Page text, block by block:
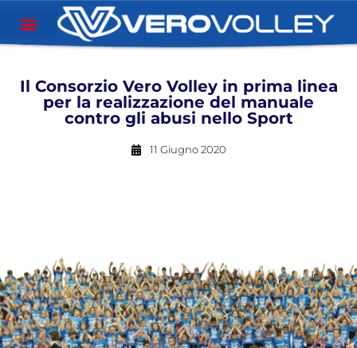
Il Consorzio Vero Volley in prima linea
per la realizzazione del manuale
contro gli abusi nello Sport
11 Giugno 2020